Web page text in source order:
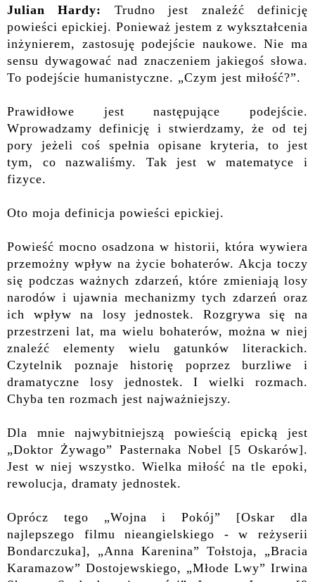
Julian Hardy:
Trudno jest znaleźć definicję
powieści epickiej. Ponieważ jestem z wykształcenia
inżynierem, zastosuję podejście naukowe. Nie ma
sensu dywagować nad znaczeniem jakiegoś słowa.
To podejście humanistyczne. „Czym jest miłość?”.
Prawidłowe jest następujące podejście.
Wprowadzamy definicję i stwierdzamy, że od tej
pory jeżeli coś spełnia opisane kryteria, to jest
tym, co nazwaliśmy. Tak jest w matematyce i
fizyce.
Oto moja definicja powieści epickiej.
Powieść mocno osadzona w historii, która wywiera
przemożny wpływ na życie bohaterów. Akcja toczy
się podczas ważnych zdarzeń, które zmieniają losy
narodów i ujawnia mechanizmy tych zdarzeń oraz
ich wpływ na losy jednostek. Rozgrywa się na
przestrzeni lat, ma wielu bohaterów, można w niej
znaleźć elementy wielu gatunków literackich.
Czytelnik poznaje historię poprzez burzliwe i
dramatyczne losy jednostek. I wielki rozmach.
Chyba ten rozmach jest najważniejszy.
Dla mnie najwybitniejszą powieścią epicką jest
„Doktor Żywago” Pasternaka Nobel [5 Oskarów].
Jest w niej wszystko. Wielka miłość na tle epoki,
rewolucja, dramaty jednostek.
Oprócz tego „Wojna i Pokój” [Oskar dla
najlepszego filmu nieangielskiego - w reżyserii
Bondarczuka], „Anna Karenina” Tołstoja, „Bracia
Karamazow” Dostojewskiego, „Młode Lwy” Irwina